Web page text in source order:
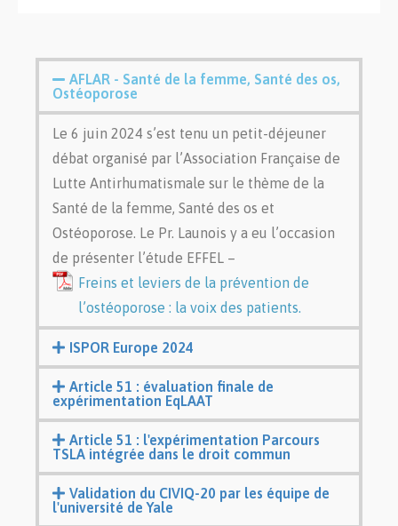
AFLAR - Santé de la femme, Santé des os,
Ostéoporose
Le 6 juin 2024 s’est tenu un petit-déjeuner
débat organisé par l’Association Française de
Lutte Antirhumatismale sur le thème de la
Santé de la femme, Santé des os et
Ostéoporose. Le Pr. Launois y a eu l’occasion
de présenter l’étude EFFEL –
Freins et leviers de la prévention de
l’ostéoporose : la voix des patients.
ISPOR Europe 2024
Article 51 : évaluation finale de
expérimentation EqLAAT
Article 51 : l'expérimentation Parcours
TSLA intégrée dans le droit commun
Validation du CIVIQ-20 par les équipe de
l'université de Yale